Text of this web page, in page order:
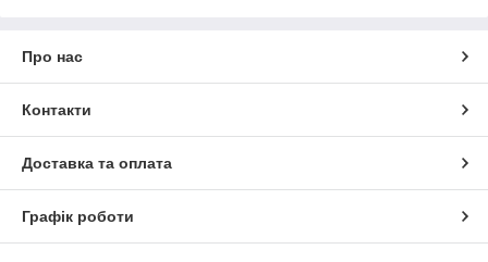
Про нас
Контакти
Доставка та оплата
Графік роботи